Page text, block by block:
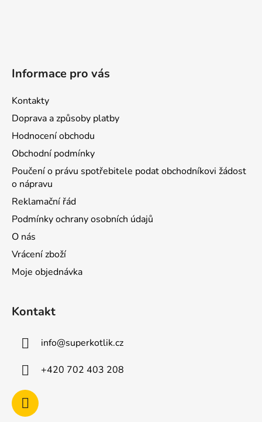
Informace pro vás
Kontakty
Doprava a způsoby platby
Hodnocení obchodu
Obchodní podmínky
Poučení o právu spotřebitele podat obchodníkovi žádost
o nápravu
Reklamační řád
Podmínky ochrany osobních údajů
O nás
Vrácení zboží
Moje objednávka
Kontakt
info@superkotlik.cz
+420 702 403 208